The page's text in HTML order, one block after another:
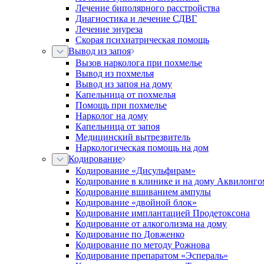
Лечение биполярного расстройства
Диагностика и лечение СДВГ
Лечение энуреза
Скорая психиатрическая помощь
Вывод из запоя
Вызов нарколога при похмелье
Вывод из похмелья
Вывод из запоя на дому
Капельница от похмелья
Помощь при похмелье
Нарколог на дому
Капельница от запоя
Медицинский вытрезвитель
Наркологическая помощь на дом
Кодирование
Кодирование «Дисульфирам»
Кодирование в клинике и на дому
Кодирование вшиванием ампулы
Кодирование «двойной блок»
Кодирование имплантацией Продетоксона
Кодирование от алкоголизма на дому
Кодирование по Довженко
Кодирование по методу Рожнова
Кодирование препаратом «Эспераль»